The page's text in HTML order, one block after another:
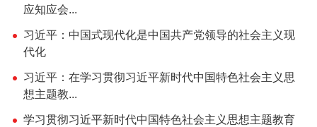
应知应会...
习近平：中国式现代化是中国共产党领导的社会主义现
代化
习近平：在学习贯彻习近平新时代中国特色社会主义思
想主题教...
学习贯彻习近平新时代中国特色社会主义思想主题教育